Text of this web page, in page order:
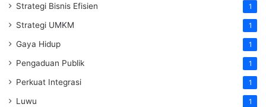
Strategi Bisnis Efisien 1
Strategi UMKM 1
Gaya Hidup 1
Pengaduan Publik 1
Perkuat Integrasi 1
Luwu 1